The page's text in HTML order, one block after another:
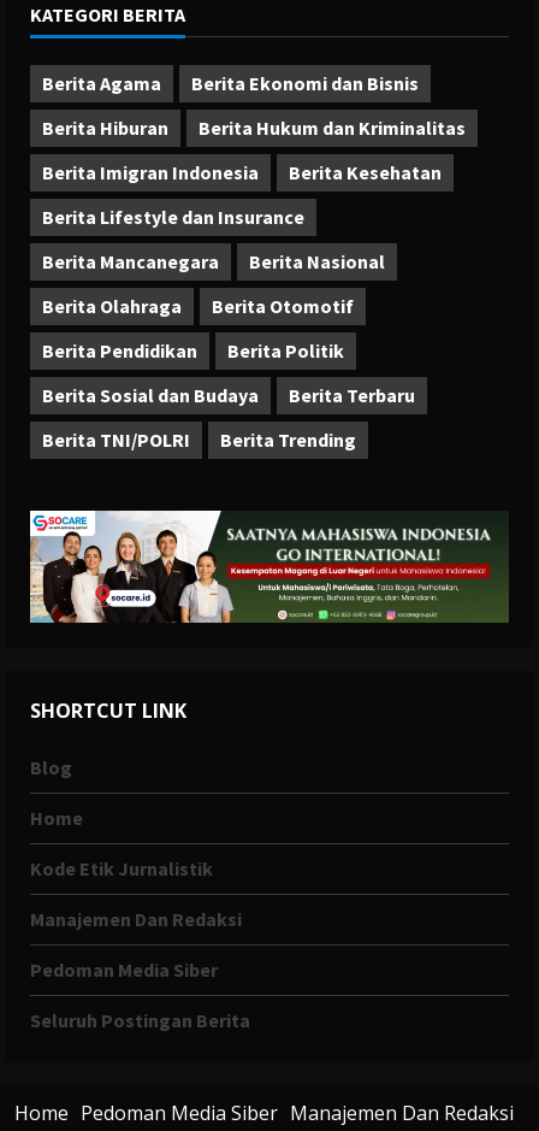
KATEGORI BERITA
Berita Agama
Berita Ekonomi dan Bisnis
Berita Hiburan
Berita Hukum dan Kriminalitas
Berita Imigran Indonesia
Berita Kesehatan
Berita Lifestyle dan Insurance
Berita Mancanegara
Berita Nasional
Berita Olahraga
Berita Otomotif
Berita Pendidikan
Berita Politik
Berita Sosial dan Budaya
Berita Terbaru
Berita TNI/POLRI
Berita Trending
SHORTCUT LINK
Blog
Home
Kode Etik Jurnalistik
Manajemen Dan Redaksi
Pedoman Media Siber
Seluruh Postingan Berita
Home Pedoman Media Siber Manajemen Dan Redaksi